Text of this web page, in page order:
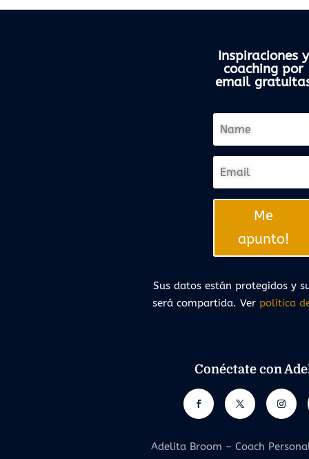
Inspiraciones y
coaching por
email
Me
apunto!
Sus datos están protegidos y
será compartida. Verpolítica
Conéctate con
Adelita Broom ~ Coach